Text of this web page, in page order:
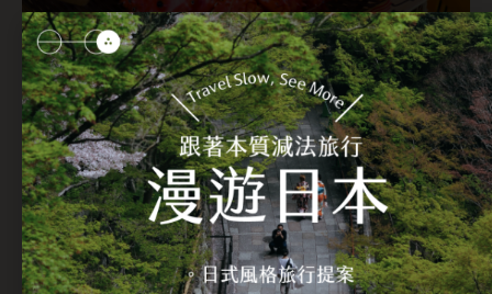
北海道是日本最北部的一個島嶼，以其美麗的自然風光和美食聞名
於世。在北海道，你可以欣賞到壯麗的群山、湖泊和海灣，很難找
到像北海道這樣擁有多樣景觀的地方，從活火山、洞穴、流冰、湖
泊、森林、高山，北海道都能讓你不斷地驚呼大自然的鬼斧神工。
北海道還可以品嚐到新鮮的海鮮和乳製品。來北海道一定要嚐嚐新
鮮的魚類貝類。北海道北部利尻的海扇貝，因擁有天然的火山過濾
水，去除掉水中汙染物與雜質，生長得肥大甜美。談到北海道海